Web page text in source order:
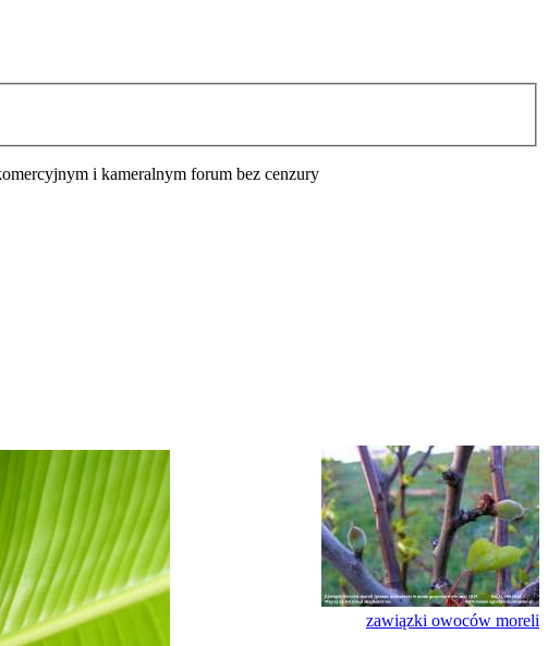
i kameralnym forum bez cenzury
zawiązki owoców moreli